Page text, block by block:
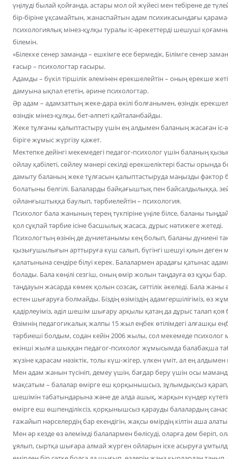
үңілуді былай қойғанда, астары мол ой жүйесі мен тебірене де
бір-біріне ұқсамайтын, жанаспайтын адам психикасындағы
психологиялық мінез-құлқы туралы іс-әрекеттерді шешуші
білемін.
«Білекке сенер заманда – ешкімге есе бермедік, Білімге сенер
ғасыр – психологтар ғасыры.
Адамды – бүкіл тіршілік әлемінен ерекшелейтін – оның ерекше
дамуына ықпал ететін, әрине психологтар.
Әр адам – адамзаттың жеке-дара өкілі болғанымен, өзіндік
өзіндік мінез-құлқы, бет-әлпеті қайталанбайды.
Жеке тұлғаны қалыптастыру үшін ең алдымен баланың жасаған іс-
біріге жұмыс жүргізу қажет.
Мектепке дейінгі мекемедегі педагог-психолог үшін баланың
ойлау қабілеті, сөйлеу мәнері секілді ерекшеліктері басты
дамыту баланың жеке тұлғасын қалыптастыруда маңызды фактор
болатыны белгілі. Балаларды байқағыштық пен байсалдылыққа,
ойланғыштыққа баулып, тәрбиелейтін – психология.
Психолог бала жанының терең түкпіріне үңіле білсе, баланы
қол сұқпай тәрбие ісіне басшылық жасаса, дұрыс нәтижеге жетеді.
Психологтың өзінің де дүниетанымы кең болып, баланы дүниені
қызығушылығын арттыруға күш салып, бүгінгі шешуі қиын деген
қалатынына сендіре білуі керек. Балалармен арадағы қатынас
болады. Бала көңілі сезгіш, оның өмір жолын таңдауға өз құқы
таңдауын жасарда көмек қолын созсақ, сәттілік әкеледі. Бала
естен шығаруға болмайды. Біздің өзіміздің адамгершілігіміз, өз
қадірлеуіміз, әділ шешім шығару арқылы қатаң да дұрыс талап қоя
Өзімнің педагогикалық жалпы 15 жыл еңбек өтілімдегі алғашқы
тәрбиеші болдым, содан кейін 2006 жылы, сол мекемеде психолог
екінші жылға шыққан педагог-психолог жұмысымда балабақша
жүзіне қарасам нәзіктік, толы күш-жігер, үлкен үміт, ал ең
Мен адам жанын түсініп, демеу үшін, бағдар беру үшін осы
мақсатым – балалар өмірге еш қорқынышсыз, зұлымдықсыз
шешімін табатындарына және де алда ашық, жарқын күндер
өмірге еш өшпенділіксіз, қорқынышсыз қарауды балалардың
ғажайып нәрселердің бар екендігін, жақсы өмірдің кілтін аша
Мен әр кезде өз әлемімді балалармен бөлісуді, оларға дем беріп,
ұялып, сыртқа шығара алмай жүрген ойларын іске асыруға